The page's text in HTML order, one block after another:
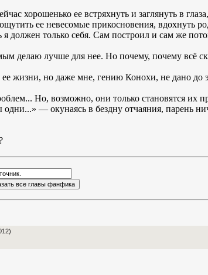
хорошенько ее встряхнуть и заглянуть в
ее невесомые прикосновения, вдохнуть
я должен только себя. Сам построил и сам же
делаю лучше для нее. Но почему, почему всё
жизни, но даже мне, гению Конохи, не дано до
Но, возможно, они только становятся их
— окунаясь в бездну отчаяния, парень